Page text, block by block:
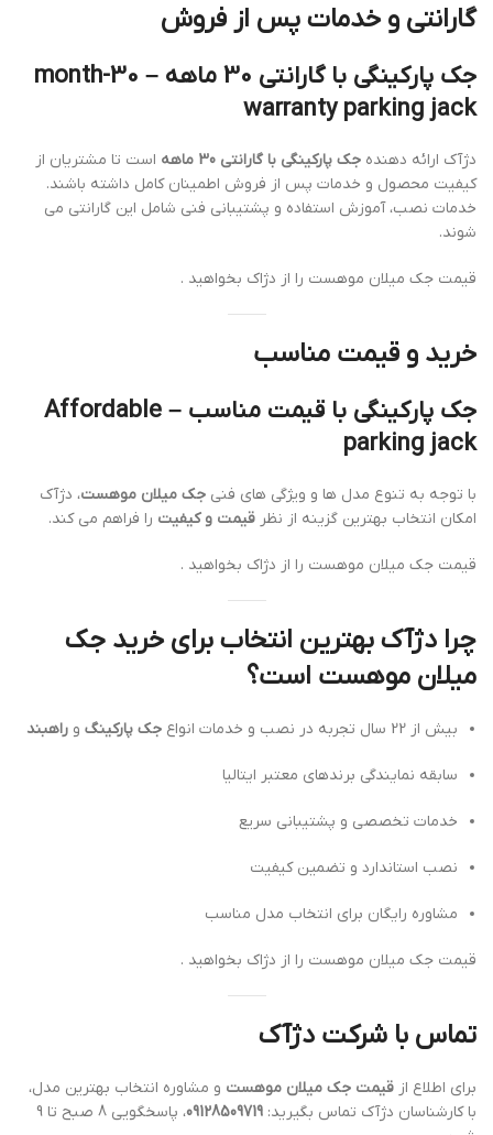
گارانتی و خدمات پس از فروش
جک پارکینگی با گارانتی 30 ماهه – 30-month
warranty parking jack
دژآک ارائه دهنده جک پارکینگی با گارانتی 30 ماهه
است تا مشتریان از
کیفیت محصول و خدمات پس از فروش اطمینان کامل داشته باشند.
خدمات نصب، آموزش استفاده و پشتیبانی فنی شامل این گارانتی می
شوند.
قیمت جک میلان موهست را از دژاک بخواهید .
خرید و قیمت مناسب
جک پارکینگی با قیمت مناسب – Affordable
parking jack
با توجه به تنوع مدل ها و ویژگی های فنی جک میلان موهست، دژآک
امکان انتخاب بهترین گزینه از نظر قیمت و کیفیت را فراهم می کند.
قیمت جک میلان موهست را از دژاک بخواهید .
چرا دژآک بهترین انتخاب برای خرید جک
میلان موهست است؟
بیش از 22 سال تجربه در نصب و خدمات انواع جک پارکینگ و راهبند
سابقه نمایندگی برندهای معتبر ایتالیا
خدمات تخصصی و پشتیبانی سریع
نصب استاندارد و تضمین کیفیت
مشاوره رایگان برای انتخاب مدل مناسب
قیمت جک میلان موهست را از دژاک بخواهید .
تماس با شرکت دژآک
برای اطلاع از قیمت جک میلان موهست و مشاوره انتخاب بهترین مدل،
با کارشناسان دژآک تماس بگیرید: 09128509719
، پاسخگویی 8 صبح تا 9